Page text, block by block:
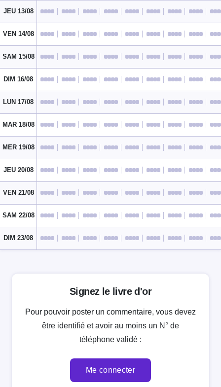
JEU 13/08
VEN 14/08
SAM 15/08
DIM 16/08
LUN 17/08
MAR 18/08
MER 19/08
JEU 20/08
VEN 21/08
SAM 22/08
DIM 23/08
Signez le livre d'or
Pour pouvoir poster un commentaire, vous devez
être identifié et avoir au moins un N° de
téléphone validé :
Me connecter